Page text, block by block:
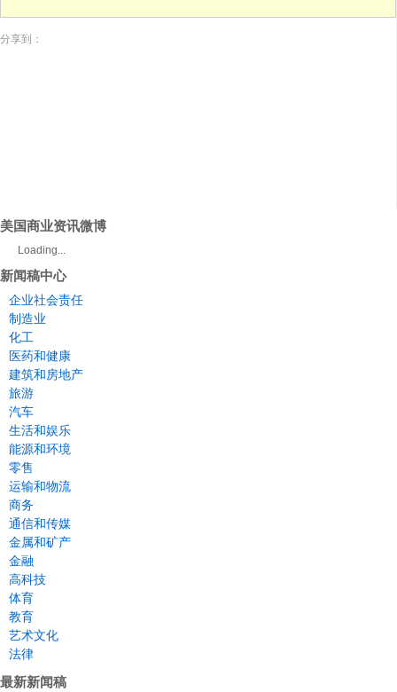
分享到：
美国商业资讯微博
Loading...
新闻稿中心
企业社会责任
制造业
化工
医药和健康
建筑和房地产
旅游
汽车
生活和娱乐
能源和环境
零售
运输和物流
商务
通信和传媒
金属和矿产
金融
高科技
体育
教育
艺术文化
法律
最新新闻稿